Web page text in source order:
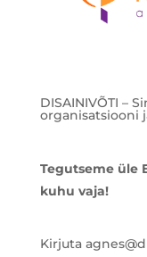
DISAINIVÕTI –
organisatsiooni
Tegutseme üle
kuhu vaja!
Kirjuta